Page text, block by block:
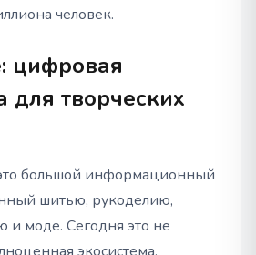
человек.
цифровая
для творческих
большой информационный
шитью, рукоделию,
и моде. Сегодня это не